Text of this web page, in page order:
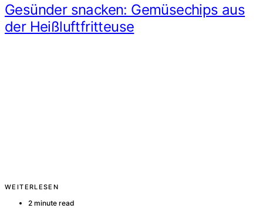
Gesünder snacken: Gemüsechips aus
der Heißluftfritteuse
WEITERLESEN
2 minute read